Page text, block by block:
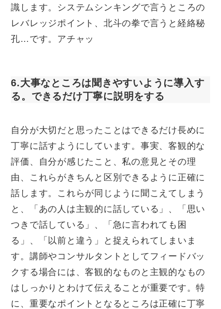
識します。システムシンキングで言うところの
レバレッジポイント、北斗の拳で言うと経絡秘
孔…です。アチャッ
6.大事なところは聞きやすいように導入す
る。できるだけ丁寧に説明をする
自分が大切だと思ったことはできるだけ長めに
丁寧に話すようにしています。事実、客観的な
評価、自分が感じたこと、私の意見とその理
由、これらがきちんと区別できるように正確に
話します。これらが同じように聞こえてしまう
と、「あの人は主観的に話している」、「思い
つきで話している」、「急に言われても困
る」、「以前と違う」と捉えられてしまいま
す。講師やコンサルタントとしてフィードバッ
クする場合には、客観的なものと主観的なもの
はしっかりとわけて伝えることが重要です。特
に、重要なポイントとなるところは正確に丁寧